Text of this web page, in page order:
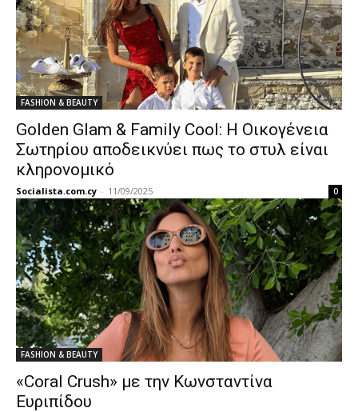
FASHION & BEAUTY
Golden Glam & Family Cool: Η Οικογένεια
Σωτηρίου αποδεικνύει πως το στυλ είναι
κληρονομικό
Socialista.com.cy - 11/09/2025 0
FASHION & BEAUTY
«Coral Crush» με την Κωνσταντίνα
Ευριπίδου